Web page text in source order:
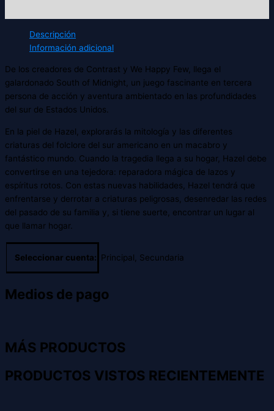
Descripción
Información adicional
De los creadores de Contrast y We Happy Few, llega el
galardonado South of Midnight, un juego fascinante en tercera
persona de acción y aventura ambientado en las profundidades
del sur de Estados Unidos.
En la piel de Hazel, explorarás la mitología y las diferentes
criaturas del folclore del sur americano en un macabro y
fantástico mundo. Cuando la tragedia llega a su hogar, Hazel debe
convertirse en una tejedora: reparadora mágica de lazos y
espíritus rotos. Con estas nuevas habilidades, Hazel tendrá que
enfrentarse y derrotar a criaturas peligrosas, desenredar las redes
del pasado de su familia y, si tiene suerte, encontrar un lugar al
que llamar hogar.
Seleccionar cuenta: Principal, Secundaria
Medios de pago
MÁS PRODUCTOS
PRODUCTOS VISTOS RECIENTEMENTE